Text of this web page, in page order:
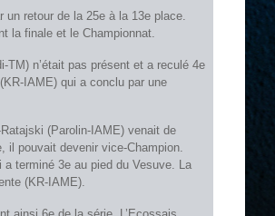
un retour de la 25e à la 13e place.
la finale et le Championnat.
n’était pas présent et a reculé 4e
IAME) qui a conclu par une
(Parolin-IAME) venait de
il pouvait devenir vice-Champion.
terminé 3e au pied du Vesuve. La
(KR-IAME).